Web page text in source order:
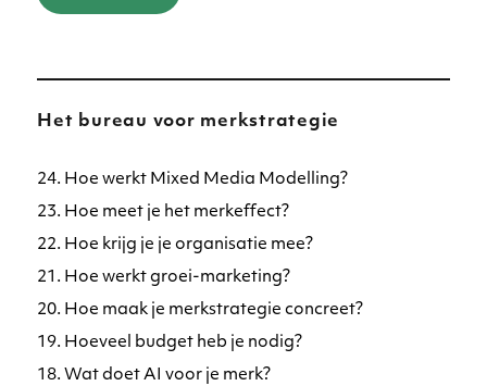
Het bureau voor merkstrategie
24. Hoe werkt Mixed Media Modelling?
23. Hoe meet je het merkeffect?
22. Hoe krijg je je organisatie mee?
21. Hoe werkt groei-marketing?
20. Hoe maak je merkstrategie concreet?
19. Hoeveel budget heb je nodig?
18. Wat doet AI voor je merk?